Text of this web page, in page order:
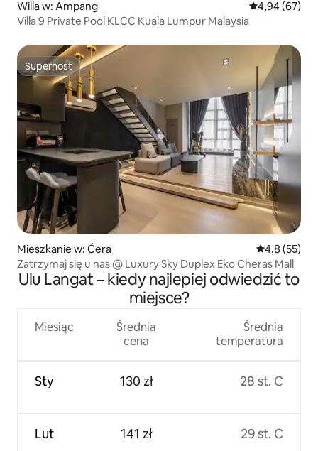
Willa w: Ampang Średnia
4,94 (67)
Villa 9 Private Pool KLCC Kuala Lumpur Malaysia
Superhost
Superhost
Mieszkanie w: Ćera Średnia
4,8 (55)
Zatrzymaj się u nas @ Luxury Sky Duplex Eko Cheras Mall
Ulu Langat – kiedy najlepiej odwiedzić to
miejsce?
Miesiąc
Sty
Lut
Średnia
cena
130 zł
141 zł
Średnia
temperatura
28 st. C
29 st. C